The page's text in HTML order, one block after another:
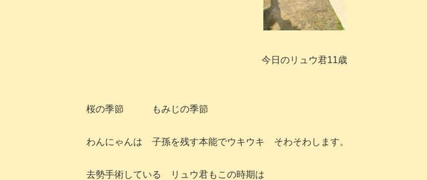
今日のリュウ君11歳
桜の季節 もみじの季節
わんにゃんは 子孫を残す本能でウキウキ そわそわします。
去勢手術している リュウ君もこの時期は